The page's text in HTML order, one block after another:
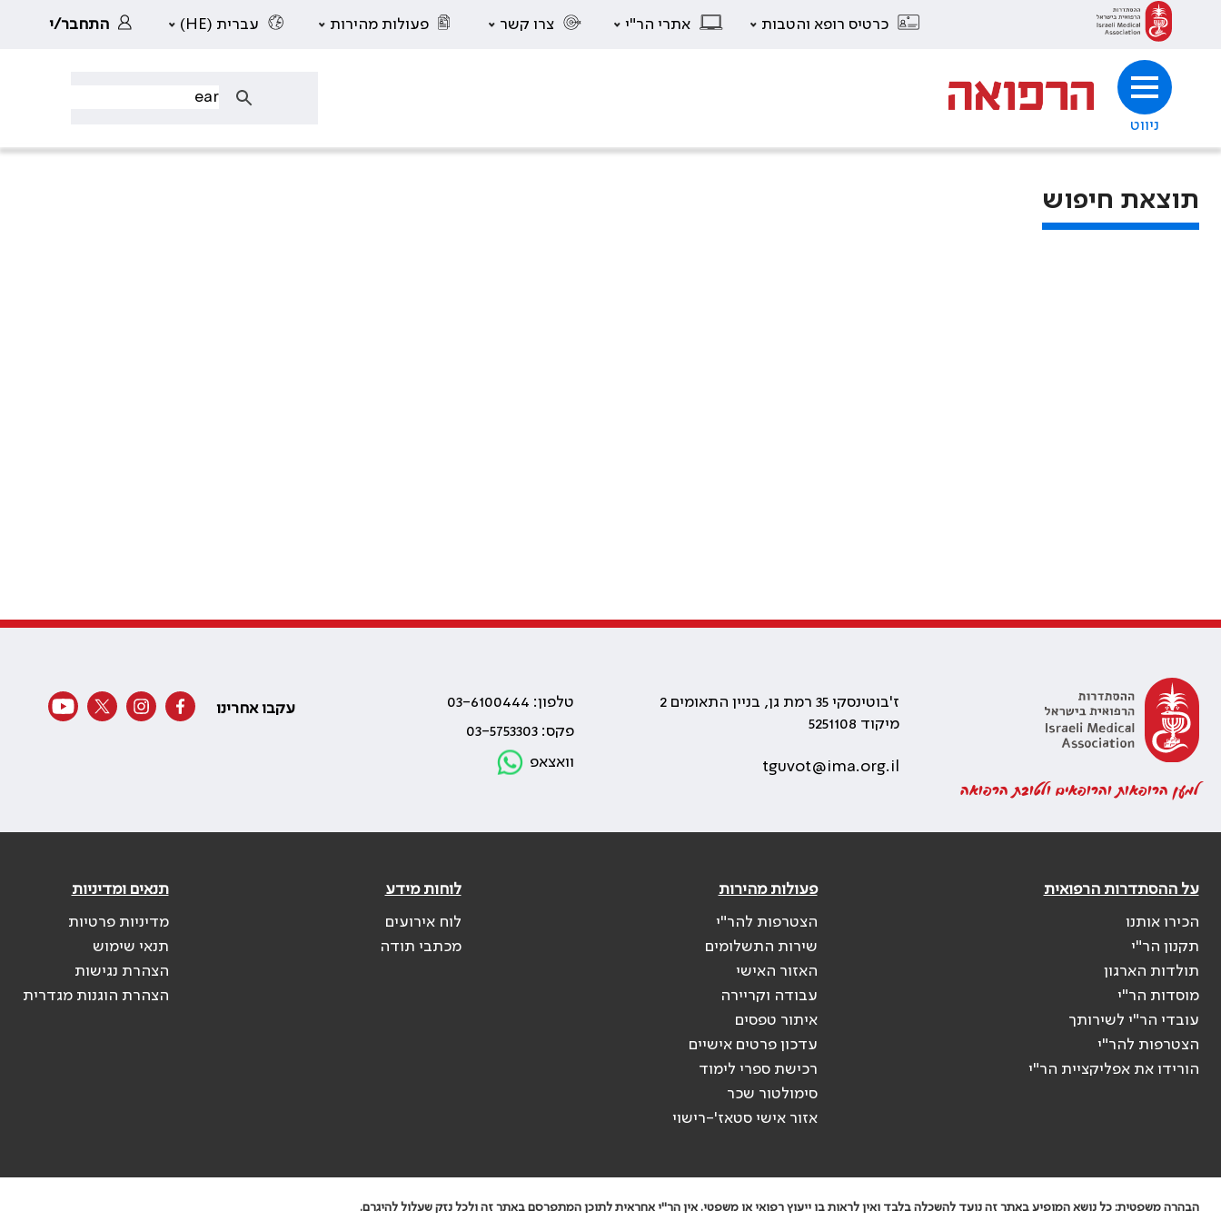
כרטיס רופא והטבות אתרי הר"י צרו קשר פעולות מהירות עברית (HE) התחבר/י
ניווט
תוצאת חיפוש
למען הרופאות והרופאים ולטובת הרפואה
ז'בוטינסקי 35 רמת גן, בניין התאומים 2
מיקוד 5251108
tguvot@ima.org.il
טלפון: 03-6100444
פקס: 03-5753303
וואצאפ
עקבו אחרינו
על ההסתדרות הרפואית
הכירו אותנו
תקנון הר"י
תולדות הארגון
מוסדות הר"י
עובדי הר"י לשירותך
הצטרפות להר"י
הורידו את אפליקציית הר"י
פעולות מהירות
הצטרפות להר"י
שירות התשלומים
האזור האישי
עבודה וקריירה
איתור טפסים
עדכון פרטים אישיים
רכישת ספרי לימוד
סימולטור שכר
אזור אישי סטאז'-רישוי
לוחות מידע
לוח אירועים
מכתבי תודה
תנאים ומדיניות
מדיניות פרטיות
תנאי שימוש
הצהרת נגישות
הצהרת הוגנות מגדרית
הבהרה משפטית: כל נושא המופיע באתר זה נועד להשכלה בלבד ואין לראות בו ייעוץ רפואי או משפטי. אין הר"י אחראית לתוכן המתפרסם באתר זה ולכל נזק שעלול להיגרם.